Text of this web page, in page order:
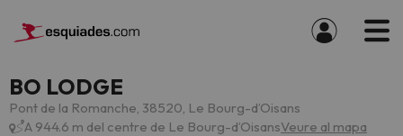
BO LODGE
Pont de la Romanche, 38520, Le Bourg-dʼOisans
A 944.6 m del centre de Le Bourg-dʼOisansVeure al mapa